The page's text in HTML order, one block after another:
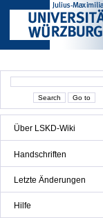
Über LSKD-Wiki
Handschriften
Letzte Änderungen
Hilfe